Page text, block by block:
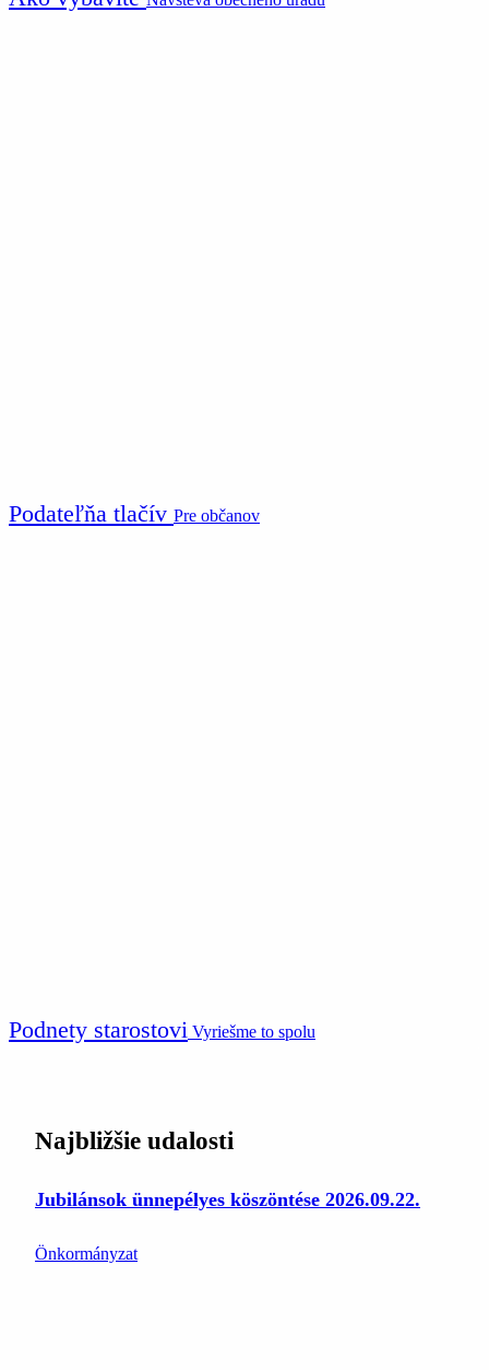
Podateľňa tlačív Pre občanov
Podnety starostovi Vyriešme to spolu
Najbližšie udalosti
Jubilánsok ünnepélyes köszöntése 2026.09.22.
Önkormányzat